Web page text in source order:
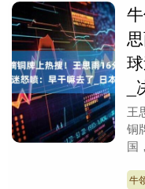
王
铜
国
来
牛